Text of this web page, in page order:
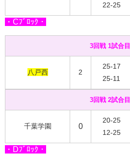
22-25
・Cﾌﾞﾛｯｸ・
3回戦 1試合目
八戸西 2
25-17
25-11
3回戦 2試合目
千葉学園 0
20-25
12-25
・Dﾌﾞﾛｯｸ・